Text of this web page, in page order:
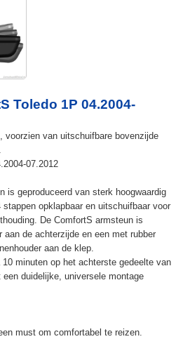
Toledo 1P 04.2004-
voorzien van uitschuifbare bovenzijde
07.2012
is geproduceerd van sterk hoogwaardig
opklapbaar en uitschuifbaar voor
De ComfortS armsteun is
aan de achterzijde en een met rubber
aan de klep.
minuten op het achterste gedeelte van
duidelijke, universele montage
must om comfortabel te reizen.